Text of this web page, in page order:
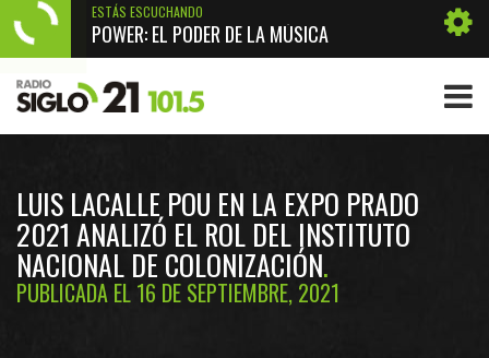
ESTÁS ESCUCHANDO
POWER: EL PODER DE LA MÚSICA
LUIS LACALLE POU EN LA EXPO PRADO
2021 ANALIZÓ EL ROL DEL INSTITUTO
NACIONAL DE COLONIZACIÓN
PUBLICADA EL 16 DE SEPTIEMBRE, 2021